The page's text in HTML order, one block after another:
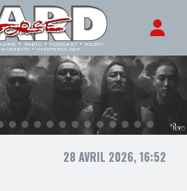
28 AVRIL 2026, 16:52